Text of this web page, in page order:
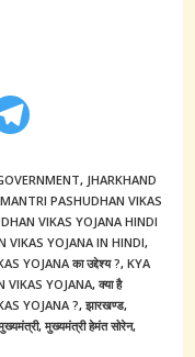
, JHARKHAND
PASHUDHAN VIKAS
VIKAS YOJANA HINDI
VIKAS YOJANA IN HINDI,
YOJANA का उद्देश्य ?, KYA
VIKAS YOJANA, क्या है
YOJANA ?, झारखण्ड,
, मुख्यमंत्री हेमंत सोरेन,